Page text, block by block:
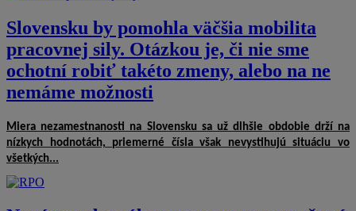
Slovensku by pomohla väčšia mobilita
pracovnej sily. Otázkou je, či nie sme
ochotní robiť takéto zmeny, alebo na ne
nemáme možnosti
Miera nezamestnanosti na Slovensku sa už dlhšie obdobie drží na
nízkych hodnotách, priemerné čísla však nevystihujú situáciu vo
všetkých...